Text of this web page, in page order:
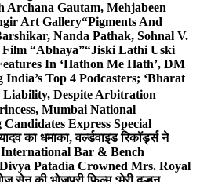
Archana Gautam, Mehjabeen
Art Gallery“Pigments And
Nanda Pathak, Sohnal V.
“Abhaya”“Jiski Lathi Uski
In ‘Hathon Me Hath’, DM
Top 4 Podcasters; ‘Bharat
Liability, Despite Arbitration
Mumbai National
Express Special
का धमाका, वर्ल्डवाइड रिकॉर्ड्स ने
Bar & Bench
Patadia Crowned Mrs. Royal